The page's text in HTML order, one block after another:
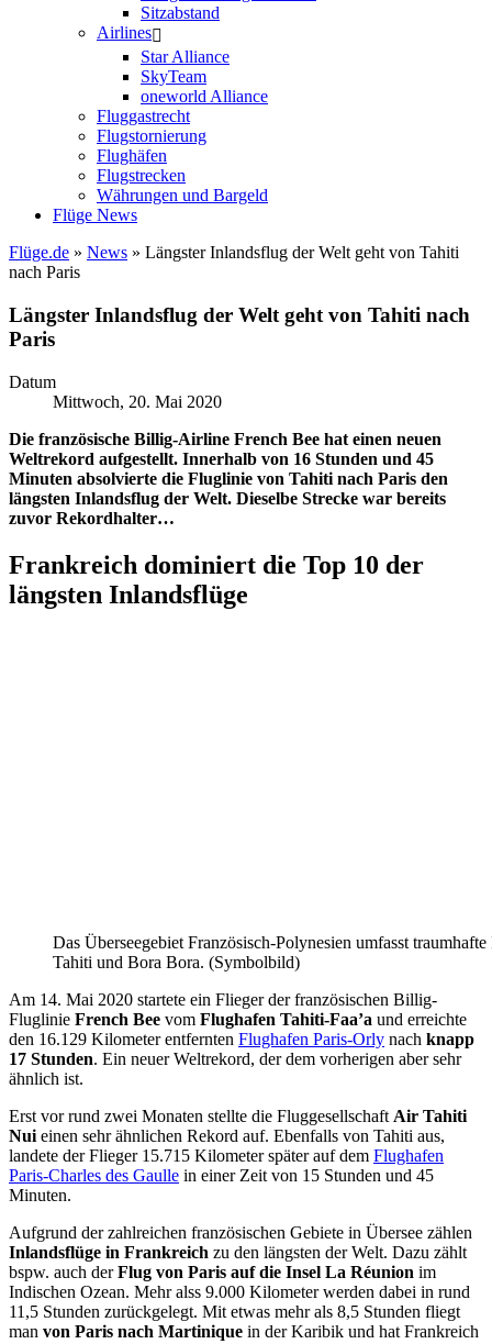
Sitzabstand
Airlines
Star Alliance
SkyTeam
oneworld Alliance
Fluggastrecht
Flugstornierung
Flughäfen
Flugstrecken
Währungen und Bargeld
Flüge News
Flüge.de » News » Längster Inlandsflug der Welt geht von Tahiti
nach Paris
Längster Inlandsflug der Welt geht von Tahiti nach
Paris
Datum
Mittwoch, 20. Mai 2020
Die französische Billig-Airline French Bee hat einen neuen
Weltrekord aufgestellt. Innerhalb von 16 Stunden und 45
Minuten absolvierte die Fluglinie von Tahiti nach Paris den
längsten Inlandsflug der Welt. Dieselbe Strecke war bereits
zuvor Rekordhalter…
Frankreich dominiert die Top 10 der
längsten Inlandsflüge
Das Überseegebiet Französisch-Polynesien umfasst
Tahiti und Bora Bora. (Symbolbild)
Am 14. Mai 2020 startete ein Flieger der französischen Billig-
Fluglinie French Bee vom Flughafen Tahiti-Faa’a und erreichte
den 16.129 Kilometer entfernten Flughafen Paris-Orly nach knapp
17 Stunden. Ein neuer Weltrekord, der dem vorherigen aber sehr
ähnlich ist.
Erst vor rund zwei Monaten stellte die Fluggesellschaft Air Tahiti
Nui einen sehr ähnlichen Rekord auf. Ebenfalls von Tahiti aus,
landete der Flieger 15.715 Kilometer später auf dem Flughafen
Paris-Charles des Gaulle in einer Zeit von 15 Stunden und 45
Minuten.
Aufgrund der zahlreichen französischen Gebiete in Übersee zählen
Inlandsflüge in Frankreich zu den längsten der Welt. Dazu zählt
bspw. auch derFlug von Paris auf die Insel La Réunion im
Indischen Ozean. Mehr alss 9.000 Kilometer werden dabei in rund
11,5 Stunden zurückgelegt. Mit etwas mehr als 8,5 Stunden fliegt
man von Paris nach Martinique in der Karibik und hat Frankreich